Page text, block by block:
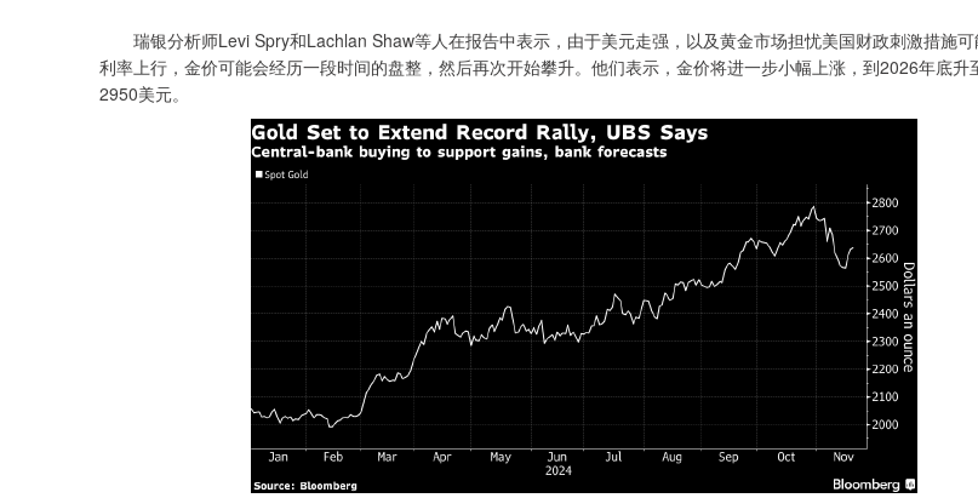
瑞银分析师Levi Spry和Lachlan Shaw等人在报告中表示，由于美元走强，以及黄金市场担忧美国财政刺激措施可
利率上行，金价可能会经历一段时间的盘整，然后再次开始攀升。他们表示，金价将进一步小幅上涨，到2026年底升
2950美元。